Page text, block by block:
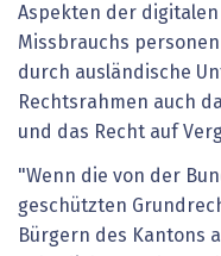
Aspekten der
Missbrauchs
durch ausländische
Rechtsrahmen auch
und das Recht auf
"Wenn die von der
geschützten
Bürgern des Kantons